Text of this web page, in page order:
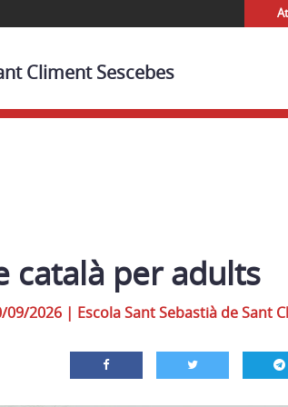
Climent Sescebes
català per adults
09/2026 | Escola Sant Sebastià de Sant